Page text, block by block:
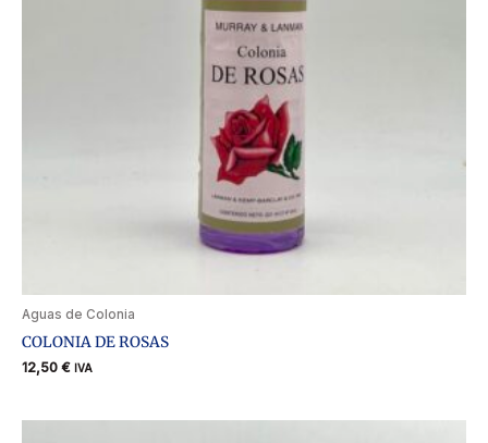
Aguas de Colonia
COLONIA DE ROSAS
12,50 € IVA